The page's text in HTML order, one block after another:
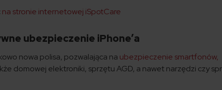
na stronie internetowej iSpotCare
ubezpieczenie iPhone’a
nowa polisa, pozwalająca na ubezpieczenie smartfonów,
domowej elektroniki, sprzętu AGD, a nawet narzędzi czy